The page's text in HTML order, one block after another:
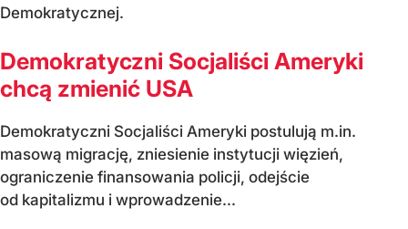
Demokratycznej.
Demokratyczni Socjaliści Ameryki
chcą zmienić USA
Demokratyczni Socjaliści Ameryki postulują m.in.
masową migrację, zniesienie instytucji więzień,
ograniczenie finansowania policji, odejście
od kapitalizmu i wprowadzenie...